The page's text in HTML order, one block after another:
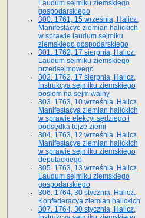
Laudum sejmiku ziemskiego
gospodarskiego
300. 1761, 15 września, Halicz.
Manifestacye ziemian halickich
w sprawie laudum sejmiku
ziemskiego gospodarskiego
301. 1762, 17 sierpnia, Halicz.
Laudum sejmiku ziemskiego
przedsejmowego
302. 1762, 17 sierpnia, Halicz.
Instrukcya sejmiku ziemskiego
posłom na sejm walny
303. 1763, 10 września, Halicz.
Manifestacya ziemian halickich
w sprawie elekcyi sędziego i
podsędka tejże ziemi
304. 1763, 12 września, Halicz.
Manifestacye ziemian halickich
w sprawie sejmiku ziemskiego
deputackiego
305. 1763, 13 września, Halicz.
Laudum sejmiku ziemskiego
gospodarskiego
306. 1764, 30 stycznia, Halicz.
Konfederacya ziemian halickich
307. 1764, 30 stycznia, Halicz.